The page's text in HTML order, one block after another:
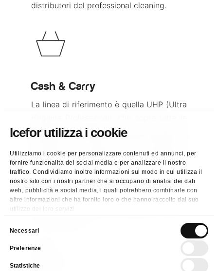
Icefor utilizza i cookie
Utilizziamo i cookie per personalizzare contenuti ed annunci, per
fornire funzionalità dei social media e per analizzare il nostro
traffico. Condividiamo inoltre informazioni sul modo in cui utilizza il
nostro sito con i nostri partner che si occupano di analisi dei dati
web, pubblicità e social media, i quali potrebbero combinarle con
altre informazioni che ha fornito loro o che hanno raccolto dal suo
utilizzo dei loro servizi.
Selezione
consenso
Necessari
Preferenze
Statistiche
distributori del professional cleaning.
Cash & Carry
La linea di riferimento è quella UHP (Ultra
esigenze del mercato Ho.Re.Ca di grande
ristoranti tradizionali, ristorazione
commerciale. Per la parte relativa al retail
la proposta si articola sulle linee
specifiche dedicate al consumer market.
Possibili ed ampie personalizzazioni (MDD